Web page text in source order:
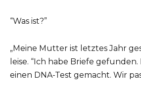
“Was ist?”
„Meine Mutter ist letztes Jahr
leise. “Ich habe Briefe gefunden.
einen DNA-Test gemacht. Wir